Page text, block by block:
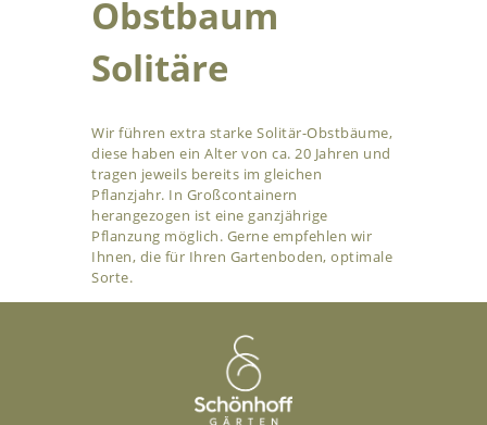
Obstbaum
Solitäre
Wir führen extra starke Solitär-Obstbäume,
diese haben ein Alter von ca. 20 Jahren und
tragen jeweils bereits im gleichen
Pflanzjahr. In Großcontainern
herangezogen ist eine ganzjährige
Pflanzung möglich. Gerne empfehlen wir
Ihnen, die für Ihren Gartenboden, optimale
Sorte.